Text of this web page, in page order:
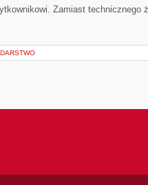
Zamiast technicznego